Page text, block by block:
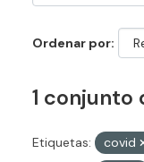
Ordenar por
1 conjunto
Etiquetas: covid